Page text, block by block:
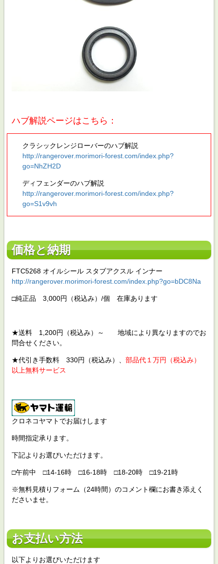
ハブ解説ページはこちら：
クラシックレンジローバーのハブ解説
http://rangerover.morimori-forest.com/index.php?
go=NhZH2D
ディフェンダーのハブ解説
http://rangerover.morimori-forest.com/index.php?
go=S1v9vh
価格と納期
FTC5268 オイルシール スタブアクスル インナー
http://rangerover.morimori-forest.com/index.php?go=bDC8Na
□純正品 3,000円（税込み）/個 在庫あります
★送料 1,200円（税込み）～ 地域により異なりますのでお
問合せください。
★代引き手数料 330円（税込み）、 部品代１万円（税込み）
以上無料サービス
クロネコヤマトでお届けします
時間指定承ります。
下記よりお選びいただけます。
□午前中 □14-16時 □16-18時 □18-20時 □19-21時
※無料見積りフォーム（24時間）のコメント欄にお書き添えく
ださいませ。
お支払い方法
以下よりお選びいただけます